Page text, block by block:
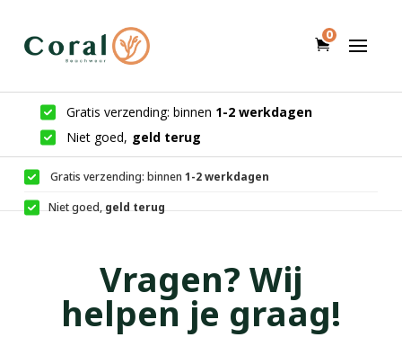
0
Gratis verzending: binnen 1-2 werkdagen
Niet goed, geld terug
Gratis verzending: binnen 1-2 werkdagen
Niet goed,geld terug
Vragen? Wij
helpen je graag!